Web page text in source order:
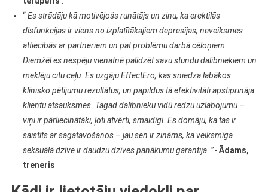
“Es strādāju kā motivējošs runātājs un zinu, ka erektilās
disfunkcijas ir viens no izplatītākajiem depresijas, neveiksmes
attiecībās ar partneriem un pat problēmu darbā cēloņiem.
Diemžēl es nespēju vienatnē palīdzēt savu stundu dalībniekiem un
meklēju citu ceļu. Es uzgāju EffectEro, kas sniedza labākos
klīnisko pētījumu rezultātus, un papildus tā efektivitāti apstiprināja
klientu atsauksmes. Tagad dalībnieku vidū redzu uzlabojumu –
viņi ir pārliecinātāki, ļoti atvērti, smaidīgi. Es domāju, ka tas ir
saistīts ar sagatavošanos – jau sen ir zināms, ka veiksmīga
seksuālā dzīve ir daudzu dzīves panākumu garantija. ”- Ādams,
treneris